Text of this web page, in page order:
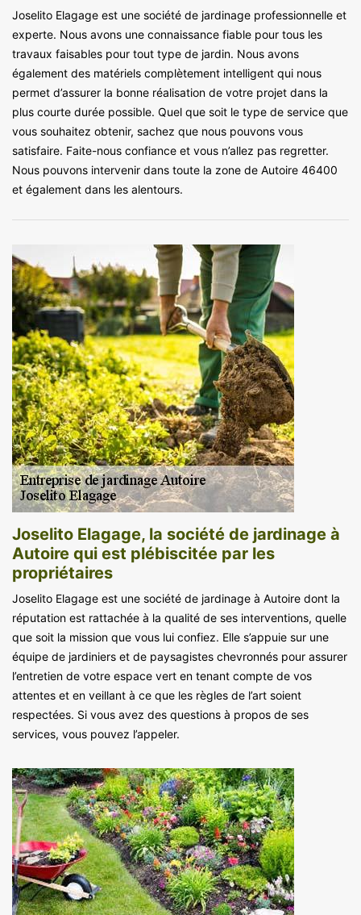
Joselito Elagage est une société de jardinage professionnelle et
experte. Nous avons une connaissance fiable pour tous les
travaux faisables pour tout type de jardin. Nous avons
également des matériels complètement intelligent qui nous
permet d’assurer la bonne réalisation de votre projet dans la
plus courte durée possible. Quel que soit le type de service que
vous souhaitez obtenir, sachez que nous pouvons vous
satisfaire. Faite-nous confiance et vous n’allez pas regretter.
Nous pouvons intervenir dans toute la zone de Autoire 46400
et également dans les alentours.
Joselito Elagage, la société de jardinage à
Autoire qui est plébiscitée par les
propriétaires
Joselito Elagage est une société de jardinage à Autoire dont la
réputation est rattachée à la qualité de ses interventions, quelle
que soit la mission que vous lui confiez. Elle s’appuie sur une
équipe de jardiniers et de paysagistes chevronnés pour assurer
l’entretien de votre espace vert en tenant compte de vos
attentes et en veillant à ce que les règles de l’art soient
respectées. Si vous avez des questions à propos de ses
services, vous pouvez l’appeler.